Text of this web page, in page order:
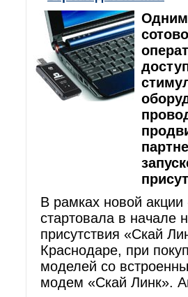
Одним
В рамках новой
стартовала в начале
присутствия «Скай
Краснодаре, при
моделей со
модем «Скай Линк».